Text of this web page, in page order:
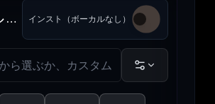
スタイル & ジャンル インスト（ボーカルなし）